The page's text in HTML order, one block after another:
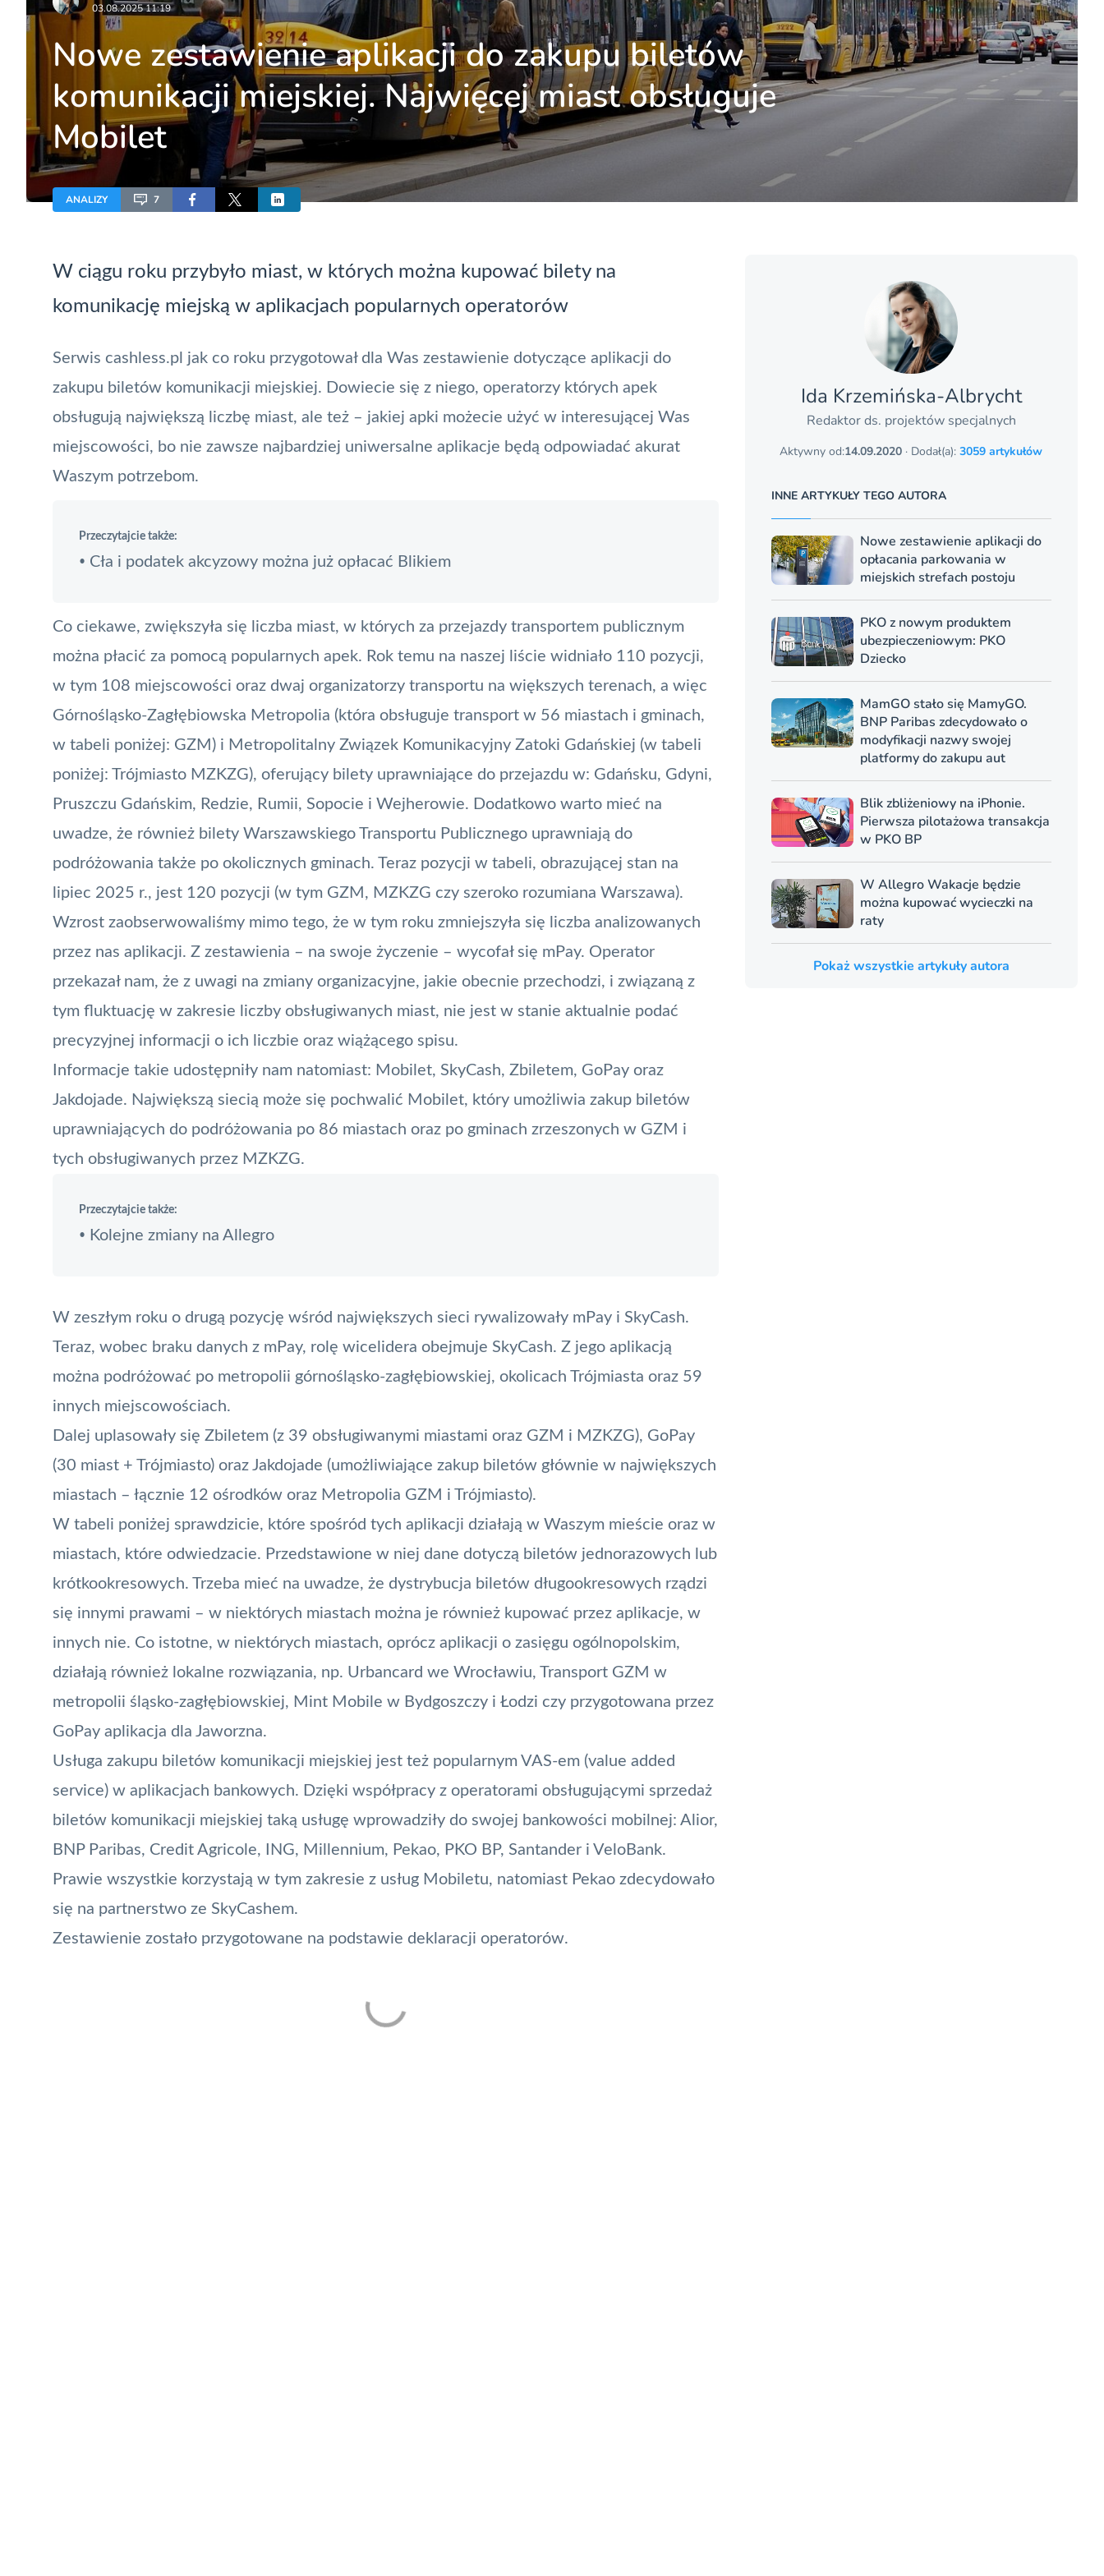
03.08.2025 11:19
Nowe zestawienie aplikacji do zakupu biletów
komunikacji miejskiej. Najwięcej miast obsługuje
Mobilet
ANALIZY 7
W ciągu roku przybyło miast, w których można kupować bilety na
komunikację miejską w aplikacjach popularnych operatorów
Serwis cashless.pl jak co roku przygotował dla Was zestawienie dotyczące aplikacji do
zakupu biletów komunikacji miejskiej. Dowiecie się z niego, operatorzy których apek
obsługują największą liczbę miast, ale też – jakiej apki możecie użyć w interesującej Was
miejscowości, bo nie zawsze najbardziej uniwersalne aplikacje będą odpowiadać akurat
Waszym potrzebom.
Przeczytajcie także:
• Cła i podatek akcyzowy można już opłacać Blikiem
Co ciekawe, zwiększyła się liczba miast, w których za przejazdy transportem publicznym
można płacić za pomocą popularnych apek. Rok temu na naszej liście widniało 110 pozycji,
w tym 108 miejscowości oraz dwaj organizatorzy transportu na większych terenach, a więc
Górnośląsko-Zagłębiowska Metropolia (która obsługuje transport w 56 miastach i gminach,
w tabeli poniżej: GZM) i Metropolitalny Związek Komunikacyjny Zatoki Gdańskiej (w tabeli
poniżej: Trójmiasto MZKZG), oferujący bilety uprawniające do przejazdu w: Gdańsku, Gdyni,
Pruszczu Gdańskim, Redzie, Rumii, Sopocie i Wejherowie. Dodatkowo warto mieć na
uwadze, że również bilety Warszawskiego Transportu Publicznego uprawniają do
podróżowania także po okolicznych gminach. Teraz pozycji w tabeli, obrazującej stan na
lipiec 2025 r., jest 120 pozycji (w tym GZM, MZKZG czy szeroko rozumiana Warszawa).
Wzrost zaobserwowaliśmy mimo tego, że w tym roku zmniejszyła się liczba analizowanych
przez nas aplikacji. Z zestawienia – na swoje życzenie – wycofał się mPay. Operator
przekazał nam, że z uwagi na zmiany organizacyjne, jakie obecnie przechodzi, i związaną z
tym fluktuację w zakresie liczby obsługiwanych miast, nie jest w stanie aktualnie podać
precyzyjnej informacji o ich liczbie oraz wiążącego spisu.
Informacje takie udostępniły nam natomiast: Mobilet, SkyCash, Zbiletem, GoPay oraz
Jakdojade. Największą siecią może się pochwalić Mobilet, który umożliwia zakup biletów
uprawniających do podróżowania po 86 miastach oraz po gminach zrzeszonych w GZM i
tych obsługiwanych przez MZKZG.
Przeczytajcie także:
• Kolejne zmiany na Allegro
W zeszłym roku o drugą pozycję wśród największych sieci rywalizowały mPay i SkyCash.
Teraz, wobec braku danych z mPay, rolę wicelidera obejmuje SkyCash. Z jego aplikacją
można podróżować po metropolii górnośląsko-zagłębiowskiej, okolicach Trójmiasta oraz 59
innych miejscowościach.
Dalej uplasowały się Zbiletem (z 39 obsługiwanymi miastami oraz GZM i MZKZG), GoPay
(30 miast + Trójmiasto) oraz Jakdojade (umożliwiające zakup biletów głównie w największych
miastach – łącznie 12 ośrodków oraz Metropolia GZM i Trójmiasto).
W tabeli poniżej sprawdzicie, które spośród tych aplikacji działają w Waszym mieście oraz w
miastach, które odwiedzacie. Przedstawione w niej dane dotyczą biletów jednorazowych lub
krótkookresowych. Trzeba mieć na uwadze, że dystrybucja biletów długookresowych rządzi
się innymi prawami – w niektórych miastach można je również kupować przez aplikacje, w
innych nie. Co istotne, w niektórych miastach, oprócz aplikacji o zasięgu ogólnopolskim,
działają również lokalne rozwiązania, np. Urbancard we Wrocławiu, Transport GZM w
metropolii śląsko-zagłębiowskiej, Mint Mobile w Bydgoszczy i Łodzi czy przygotowana przez
GoPay aplikacja dla Jaworzna.
Usługa zakupu biletów komunikacji miejskiej jest też popularnym VAS-em (value added
service) w aplikacjach bankowych. Dzięki współpracy z operatorami obsługującymi sprzedaż
biletów komunikacji miejskiej taką usługę wprowadziły do swojej bankowości mobilnej: Alior,
BNP Paribas, Credit Agricole, ING, Millennium, Pekao, PKO BP, Santander i VeloBank.
Prawie wszystkie korzystają w tym zakresie z usług Mobiletu, natomiast Pekao zdecydowało
się na partnerstwo ze SkyCashem.
Zestawienie zostało przygotowane na podstawie deklaracji operatorów.
Ida Krzemińska-Albrycht
Redaktor ds. projektów specjalnych
Aktywny od:14.09.2020 · Dodał(a):3059 artykułów
INNE ARTYKUŁY TEGO AUTORA
Nowe zestawienie aplikacji do
opłacania parkowania w
miejskich strefach postoju
PKO z nowym produktem
ubezpieczeniowym: PKO
Dziecko
MamGO stało się MamyGO.
BNP Paribas zdecydowało o
modyfikacji nazwy swojej
platformy do zakupu aut
Blik zbliżeniowy na iPhonie.
Pierwsza pilotażowa transakcja
w PKO BP
W Allegro Wakacje będzie
można kupować wycieczki na
raty
Pokaż wszystkie artykuły autora